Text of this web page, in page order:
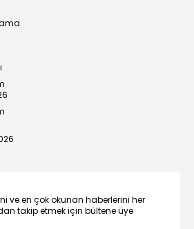
ve en çok okunan haberlerini her
takip etmek için bültene üye